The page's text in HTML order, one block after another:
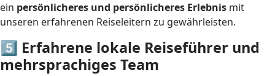
ein persönlicheres und persönlicheres Erlebnis mit
unseren erfahrenen Reiseleitern zu gewährleisten.
5️⃣ Erfahrene lokale Reiseführer und
mehrsprachiges Team